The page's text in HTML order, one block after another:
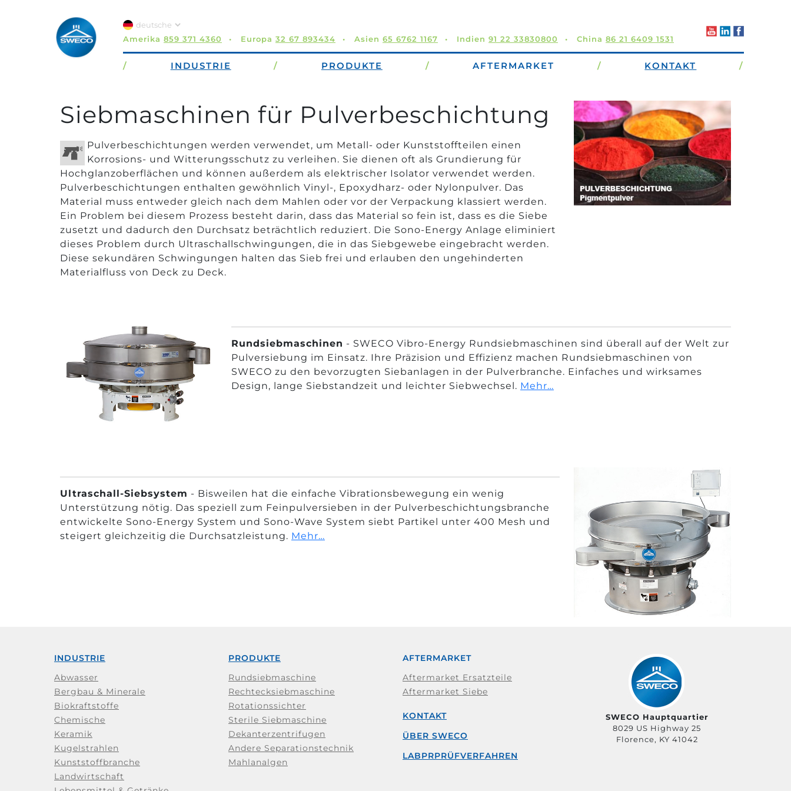
Amerika 859 371 4360 Europa 32 67 893434 Asien 65 6762 1167 Indien 91 22 33830800 China 86 21 6409 1531
/ INDUSTRIE / PRODUKTE / AFTERMARKET / KONTAKT /
Siebmaschinen für Pulverbeschichtung
Pulverbeschichtungen werden verwendet, um Metall- oder Kunststoffteilen einen
Korrosions- und Witterungsschutz zu verleihen. Sie dienen oft als Grundierung für
Hochglanzoberflächen und können außerdem als elektrischer Isolator verwendet werden.
Pulverbeschichtungen enthalten gewöhnlich Vinyl-, Epoxydharz- oder Nylonpulver. Das
Material muss entweder gleich nach dem Mahlen oder vor der Verpackung klassiert werden.
Ein Problem bei diesem Prozess besteht darin, dass das Material so fein ist, dass es die Siebe
zusetzt und dadurch den Durchsatz beträchtlich reduziert. Die Sono-Energy Anlage eliminiert
dieses Problem durch Ultraschallschwingungen, die in das Siebgewebe eingebracht werden.
Diese sekundären Schwingungen halten das Sieb frei und erlauben den ungehinderten
Materialfluss von Deck zu Deck.
Rundsiebmaschinen - SWECO Vibro-Energy Rundsiebmaschinen sind überall auf der Welt zur
Pulversiebung im Einsatz. Ihre Präzision und Effizienz machen Rundsiebmaschinen von
SWECO zu den bevorzugten Siebanlagen in der Pulverbranche. Einfaches und wirksames
Design, lange Siebstandzeit und leichter Siebwechsel. Mehr…
Ultraschall-Siebsystem - Bisweilen hat die einfache Vibrationsbewegung ein wenig
Unterstützung nötig. Das speziell zum Feinpulversieben in der Pulverbeschichtungsbranche
entwickelte Sono-Energy System und Sono-Wave System siebt Partikel unter 400 Mesh und
steigert gleichzeitig die Durchsatzleistung. Mehr…
INDUSTRIE
Abwasser
Bergbau & Minerale
Biokraftstoffe
Chemische
Keramik
Kugelstrahlen
Kunststoffbranche
Landwirtschaft
PRODUKTE
Rundsiebmaschine
Rechtecksiebmaschine
Rotationssichter
Sterile Siebmaschine
Dekanterzentrifugen
Andere Separationstechnik
Mahlanalgen
AFTERMARKET
Aftermarket Ersatzteile
Aftermarket Siebe
KONTAKT
ÜBER SWECO
LABPRPRÜFVERFAHREN
SWECO Hauptquartier
8029 US Highway 25
Florence, KY 41042